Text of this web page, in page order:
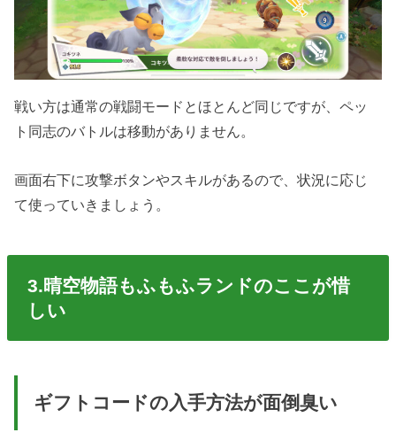
戦い方は通常の戦闘モードとほとんど同じですが、ペッ
ト同志のバトルは移動がありません。
画面右下に攻撃ボタンやスキルがあるので、状況に応じ
て使っていきましょう。
3.晴空物語もふもふランドのここが惜
しい
ギフトコードの入手方法が面倒臭い